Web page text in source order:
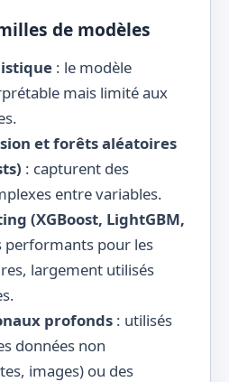
de modèles
: le modèle
mais limité aux
et forêts aléatoires
: capturent des
entre variables.
(XGBoost, LightGBM,
performants pour les
largement utilisés
profonds : utilisés
données non
images) ou des